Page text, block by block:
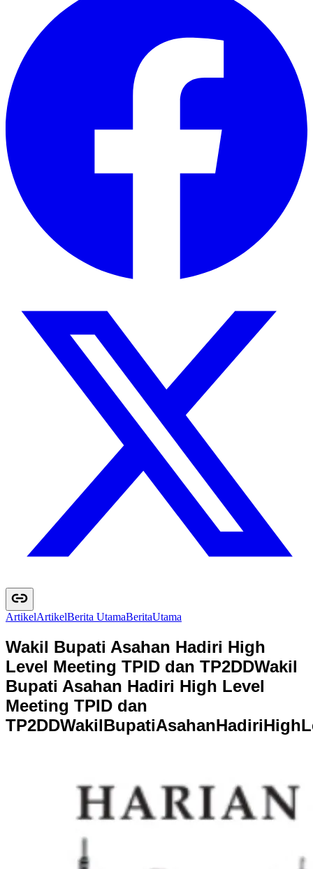
ArtikelArtikelBerita UtamaBeritaUtama
Wakil Bupati Asahan Hadiri High
Level Meeting TPID dan TP2DDWakil
Bupati Asahan Hadiri High Level
Meeting TPID dan
TP2DDWakilBupatiAsahanHadiriHighL